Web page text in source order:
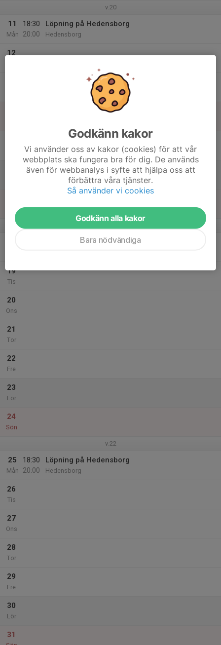
v.20
11
Mån
18:30
20:00
Löpning på Hedensborg
Hedensborg
12
Löpning på Hedensborg
19
Tis
20
Ons
21
Tor
22
Fre
23
Lör
24
Sön
v.22
25
Mån
18:30
20:00
Löpning på Hedensborg
Hedensborg
26
Tis
27
Ons
28
Tor
29
Fre
30
Lör
31
Godkänn kakor
Vi använder oss av kakor (cookies) för att vår
webbplats ska fungera bra för dig. De används
även för webbanalys i syfte att hjälpa oss att
förbättra våra tjänster.
Så använder vi cookies
Godkänn alla kakor
Bara nödvändiga